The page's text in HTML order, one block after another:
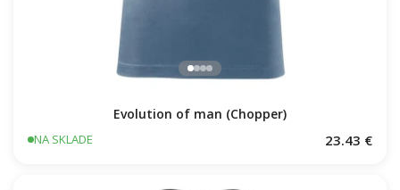
Evolution of man (Chopper)
NA SKLADE 23.43 €